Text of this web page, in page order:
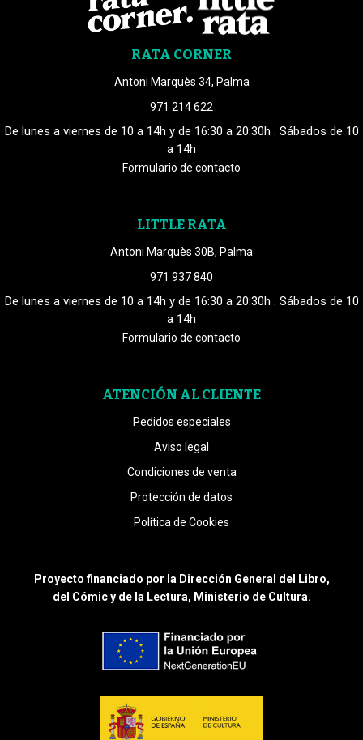
RATA CORNER
Antoni Marquès 34, Palma
971 214 622
De lunes a viernes de 10 a 14h y de 16:30 a 20:30h . Sábados de 10
a 14h
Formulario de contacto
LITTLE RATA
Antoni Marquès 30B, Palma
971 937 840
De lunes a viernes de 10 a 14h y de 16:30 a 20:30h . Sábados de 10
a 14h
Formulario de contacto
ATENCIÓN AL CLIENTE
Pedidos especiales
Aviso legal
Condiciones de venta
Protección de datos
Política de Cookies
Proyecto financiado por la Dirección General del Libro,
del Cómic y de la Lectura, Ministerio de Cultura.